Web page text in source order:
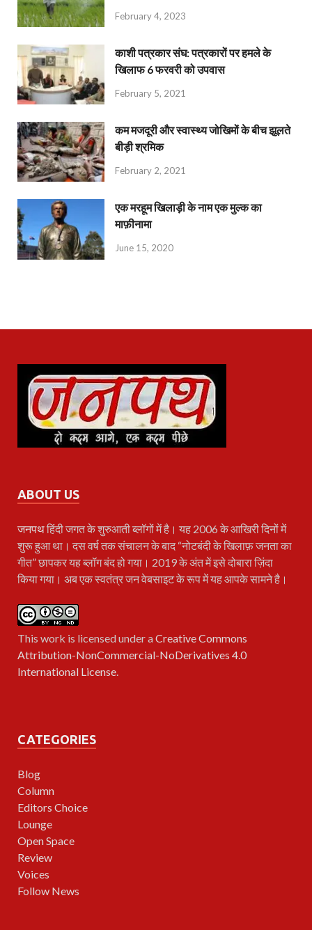
February 4, 2023
काशी पत्रकार संघ: पत्रकारों पर हमले के
खिलाफ 6 फरवरी को उपवास
February 5, 2021
कम मजदूरी और स्वास्थ्य जोखिमों के बीच झूलते
बीड़ी श्रमिक
February 2, 2021
एक मरहूम खिलाड़ी के नाम एक मुल्क का
माफ़ीनामा
June 15, 2020
ABOUT US
जनपथहिंदी जगत के शुरुआती ब्लॉगों में है। यह 2006 के आखिरी दिनों में
शुरू हुआ था। दस वर्ष तक संचालन के बाद “नोटबंदी के खिलाफ़ जनता का
गीत” छापकर यह ब्लॉग बंद हो गया। 2019 के अंत में इसे दोबारा ज़िंदा
किया गया। अब एक स्वतंत्र जन वेबसाइट के रूप में यह आपके सामने है।
This work is licensed under aCreative Commons
Attribution-NonCommercial-NoDerivatives 4.0
International License
CATEGORIES
Blog
Column
Editors Choice
Lounge
Open Space
Review
Voices
Follow News